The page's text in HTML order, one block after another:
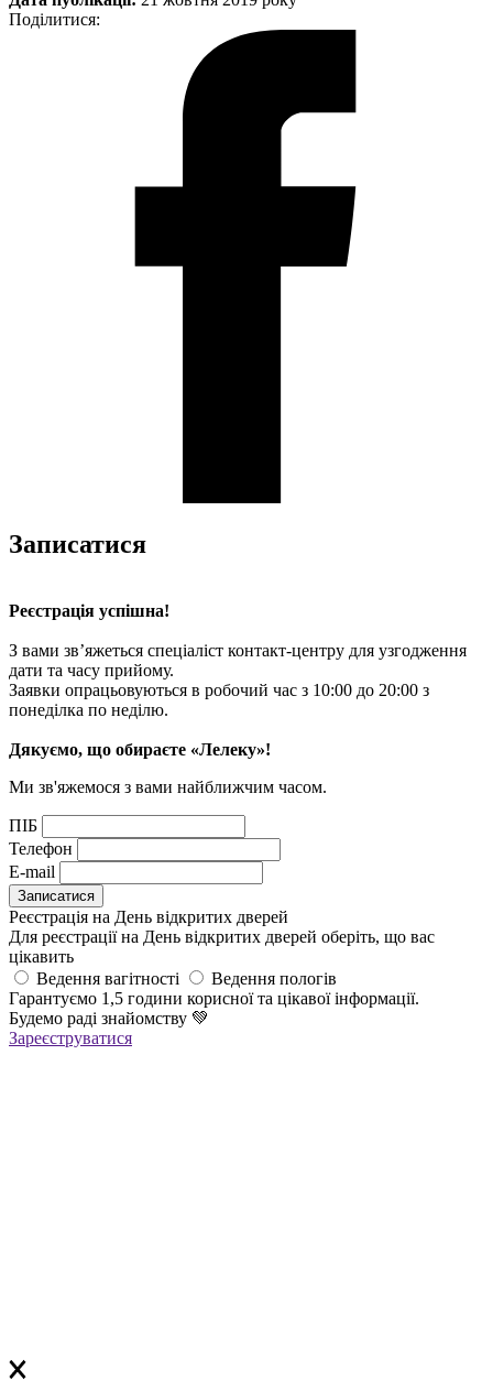
Поділитися:
Записатися
Реєстрація успішна!
З вами зв’яжеться спеціаліст контакт-центру для узгодження
дати та часу прийому.
Заявки опрацьовуються в робочий час з 10:00 до 20:00 з
понеділка по неділю.
Дякуємо, що обираєте «Лелеку»!
Ми зв'яжемося з вами найближчим часом.
ПІБ
Телефон
E-mail
Реєстрація на День відкритих дверей
Для реєстрації на День відкритих дверей оберіть, що вас
цікавить
Ведення вагітності
Ведення пологів
Гарантуємо 1,5 години корисної та цікавої інформації.
Будемо раді знайомству 💚
Зареєструватися